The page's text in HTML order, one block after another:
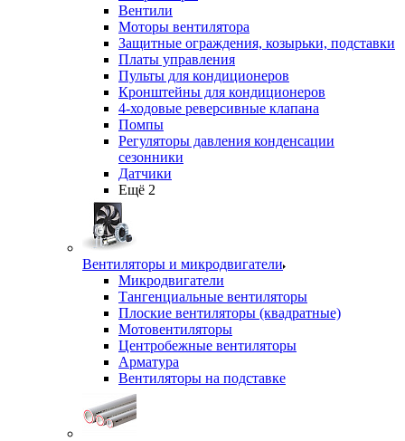
Вентили
Моторы вентилятора
Защитные ограждения, козырьки, подставки
Платы управления
Пульты для кондиционеров
Кронштейны для кондиционеров
4-ходовые реверсивные клапана
Помпы
Регуляторы давления конденсации
сезонники
Датчики
Ещё 2
Вентиляторы и микродвигатели
Микродвигатели
Тангенциальные вентиляторы
Плоские вентиляторы (квадратные)
Мотовентиляторы
Центробежные вентиляторы
Арматура
Вентиляторы на подставке